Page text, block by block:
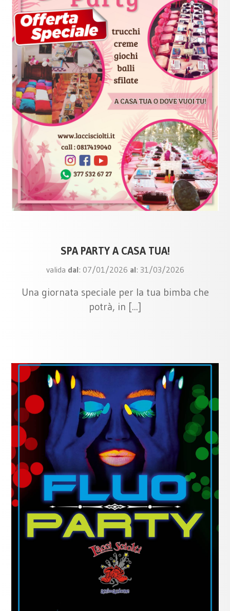
SPA PARTY A CASA TUA!
valida dal: 07/01/2026 al: 31/03/2026
Una giornata speciale per la tua bimba che
potrà, in [...]